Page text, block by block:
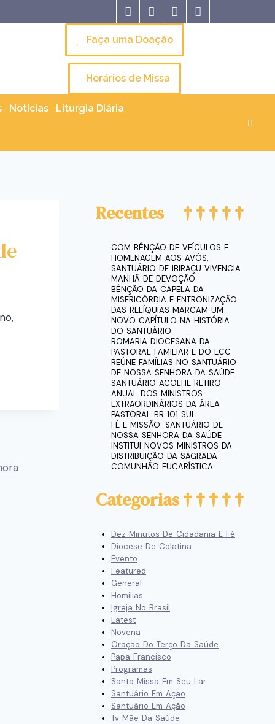
Faça uma Doação
Horários de Missa
Notícias Liturgia Diária
Recentes
COM BÊNÇÃO DE VEÍCULOS E
HOMENAGEM AOS AVÓS,
SANTUÁRIO DE IBIRAÇU VIVENCIA
MANHÃ DE DEVOÇÃO
BÊNÇÃO DA CAPELA DA
MISERICÓRDIA E ENTRONIZAÇÃO
DAS RELÍQUIAS MARCAM UM
NOVO CAPÍTULO NA HISTÓRIA
DO SANTUÁRIO
ROMARIA DIOCESANA DA
PASTORAL FAMILIAR E DO ECC
REÚNE FAMÍLIAS NO SANTUÁRIO
DE NOSSA SENHORA DA SAÚDE
SANTUÁRIO ACOLHE RETIRO
ANUAL DOS MINISTROS
EXTRAORDINÁRIOS DA ÁREA
PASTORAL BR 101 SUL
FÉ E MISSÃO: SANTUÁRIO DE
NOSSA SENHORA DA SAÚDE
INSTITUI NOVOS MINISTROS DA
DISTRIBUIÇÃO DA SAGRADA
COMUNHÃO EUCARÍSTICA
Categorias
Dez Minutos De Cidadania E Fé
Diocese De Colatina
Evento
Featured
General
Homilias
Igreja No Brasil
Latest
Novena
Oração Do Terço Da Saúde
Papa Francisco
Programas
Santa Missa Em Seu Lar
Santuário Em Ação
Santuário Em Ação
Tv Mãe Da Saúde